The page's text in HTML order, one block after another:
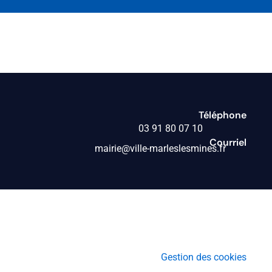
Téléphone
03 91 80 07 10
Courriel
mairie@ville-marleslesmines.fr
Gestion des cookies